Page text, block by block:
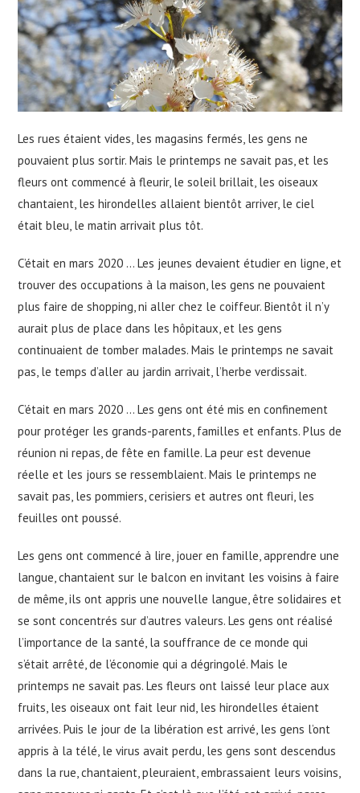
Les rues étaient vides, les magasins fermés, les gens ne
pouvaient plus sortir. Mais le printemps ne savait pas, et les
fleurs ont commencé à fleurir, le soleil brillait, les oiseaux
chantaient, les hirondelles allaient bientôt arriver, le ciel
était bleu, le matin arrivait plus tôt.
C’était en mars 2020 … Les jeunes devaient étudier en ligne, et
trouver des occupations à la maison, les gens ne pouvaient
plus faire de shopping, ni aller chez le coiffeur. Bientôt il n’y
aurait plus de place dans les hôpitaux, et les gens
continuaient de tomber malades. Mais le printemps ne savait
pas, le temps d’aller au jardin arrivait, l’herbe verdissait.
C’était en mars 2020 … Les gens ont été mis en confinement
pour protéger les grands-parents, familles et enfants. Plus de
réunion ni repas, de fête en famille. La peur est devenue
réelle et les jours se ressemblaient. Mais le printemps ne
savait pas, les pommiers, cerisiers et autres ont fleuri, les
feuilles ont poussé.
Les gens ont commencé à lire, jouer en famille, apprendre une
langue, chantaient sur le balcon en invitant les voisins à faire
de même, ils ont appris une nouvelle langue, être solidaires et
se sont concentrés sur d’autres valeurs. Les gens ont réalisé
l’importance de la santé, la souffrance de ce monde qui
s’était arrêté, de l’économie qui a dégringolé. Mais le
printemps ne savait pas. Les fleurs ont laissé leur place aux
fruits, les oiseaux ont fait leur nid, les hirondelles étaient
arrivées. Puis le jour de la libération est arrivé, les gens l’ont
appris à la télé, le virus avait perdu, les gens sont descendus
dans la rue, chantaient, pleuraient, embrassaient leurs voisins,